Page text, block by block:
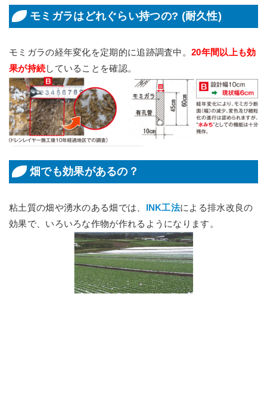
モミガラはどれぐらい持つの? (耐久性)
モミガラの経年変化を定期的に追跡調査中。 20年間以上も効
果が持続していることを確認。
畑でも効果があるの？
粘土質の畑や湧水のある畑では、 INK工法による排水改良の
効果で、いろいろな作物が作れるようになります。